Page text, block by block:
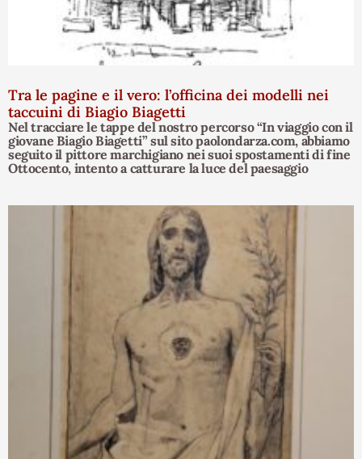
Tra le pagine e il vero: l’officina dei modelli nei
taccuini di Biagio Biagetti
Nel tracciare le tappe del nostro percorso “In viaggio con il
giovane Biagio Biagetti” sul sito paolondarza.com, abbiamo
seguito il pittore marchigiano nei suoi spostamenti di fine
Ottocento, intento a catturare la luce del paesaggio